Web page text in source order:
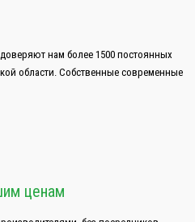
нам более 1500 постоянных
области. Собственные современные
ценам